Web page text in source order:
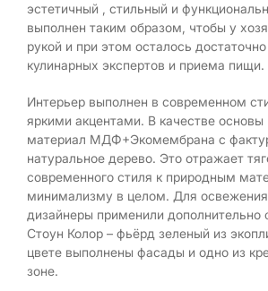
эстетичный , стильный и
выполнен таким образом, чтобы у
рукой и при этом осталось
кулинарных экспертов и приема пищи.
Интерьер выполнен в современном
яркими акцентами. В качестве основы
материал МДФ+Экомембрана с
натуральное дерево. Это отражает
современного стиля к природным
минимализму в целом. Для освежения
дизайнеры применили
Стоун Колор – фьёрд зеленый из
цвете выполнены фасады и одно из
зоне.